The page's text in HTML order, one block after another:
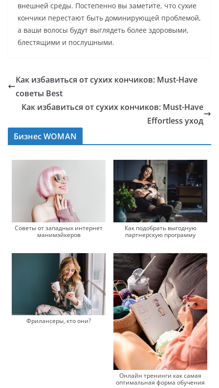
внешней среды. Постепенно вы заметите, что сухие
кончики перестают быть доминирующей проблемой,
а ваши волосы будут выглядеть более здоровыми,
блестящими и послушными.
Как избавиться от сухих кончиков: Must-Have
советы Best
Как избавиться от сухих кончиков: Must-Have
Effortless уход
Бизнес WOMAN
Советы от западных интернет
манимэйкеров
Как подобрать выгодную
партнерскую программу
Фрилансеры, кто они?
Онлайн тренинги как самая
оптимальная форма обучения